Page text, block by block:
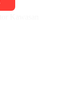
parkir
yang beraktivitas